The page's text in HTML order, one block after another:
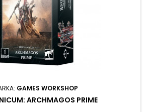
GAMES WORKSHOP
ARCHMAGOS PRIME